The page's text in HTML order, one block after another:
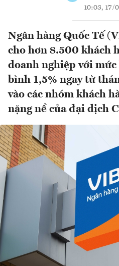
10:03, 17/
Ngân hàng Quốc Tế
cho hơn 8.500 khách
doanh nghiệp với
bình 1,5% ngay từ
vào các nhóm khách
nặng nề của đại dịch